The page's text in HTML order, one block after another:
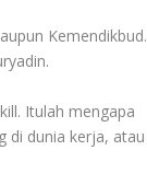
Kemendikbud.
Itulah mengapa
di dunia kerja, atau